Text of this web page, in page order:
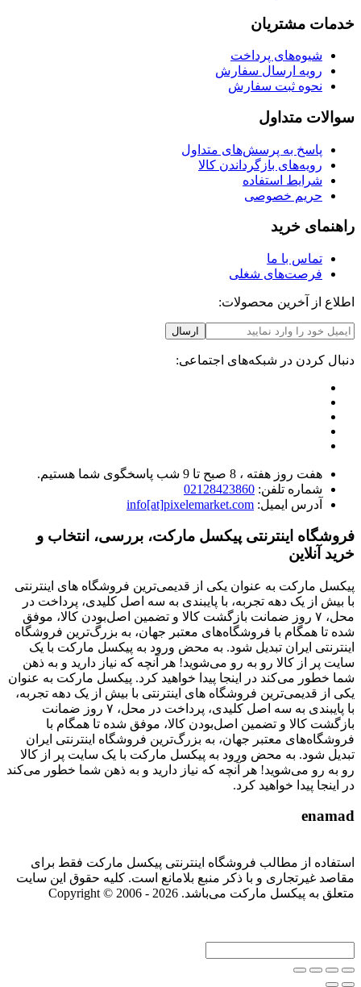
خدمات مشتریان
شیوه‌های پرداخت
رویه ارسال سفارش
نحوه ثبت سفارش
سوالات متداول
پاسخ به پرسش‌های متداول
رویه‌های بازگرداندن کالا
شرایط استفاده
حریم خصوصی
راهنمای خرید
تماس با ما
فرصت‌های شغلی
اطلاع از آخرین محصولات:
ارسال
دنبال کردن در شبکه‌های اجتماعی:
هفت روز هفته ، 8 صبح تا 9 شب پاسخگوی شما هستیم.
شماره تلفن: 02128423860
آدرس ایمیل: info[at]pixelemarket.com
فروشگاه اینترنتی پیکسل مارکت، بررسی، انتخاب و
خرید آنلاین
پیکسل مارکت به عنوان یکی از قدیمی‌ترین فروشگاه های اینترنتی
با بیش از یک دهه تجربه، با پایبندی به سه اصل کلیدی، پرداخت در
محل، ۷ روز ضمانت بازگشت کالا و تضمین اصل‌بودن کالا، موفق
شده تا همگام با فروشگاه‌های معتبر جهان، به بزرگ‌ترین فروشگاه
اینترنتی ایران تبدیل شود. به محض ورود به پیکسل مارکت با یک
سایت پر از کالا رو به رو می‌شوید! هر آنچه که نیاز دارید و به ذهن
شما خطور می‌کند در اینجا پیدا خواهید کرد. پیکسل مارکت به عنوان
یکی از قدیمی‌ترین فروشگاه های اینترنتی با بیش از یک دهه تجربه،
با پایبندی به سه اصل کلیدی، پرداخت در محل، ۷ روز ضمانت
بازگشت کالا و تضمین اصل‌بودن کالا، موفق شده تا همگام با
فروشگاه‌های معتبر جهان، به بزرگ‌ترین فروشگاه اینترنتی ایران
تبدیل شود. به محض ورود به پیکسل مارکت با یک سایت پر از کالا
رو به رو می‌شوید! هر آنچه که نیاز دارید و به ذهن شما خطور می‌کند
در اینجا پیدا خواهید کرد.
enamad
استفاده از مطالب فروشگاه اینترنتی پیکسل مارکت فقط برای
مقاصد غیرتجاری و با ذکر منبع بلامانع است. کلیه حقوق این سایت
متعلق به پیکسل مارکت می‌باشد. Copyright © 2006 - 2026